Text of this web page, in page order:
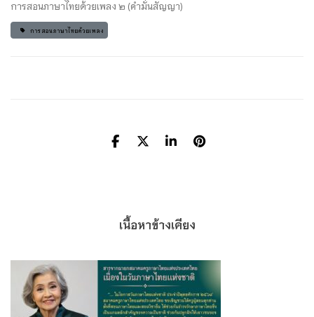
การสอนภาษาไทยด้วยเพลง ๒ (คำมั่นสัญญา)
การสอนภาษาไทยด้วยเพลง
เนื้อหาข้างเคียง